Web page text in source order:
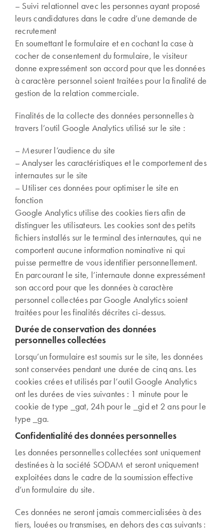
– Suivi relationnel avec les personnes ayant proposé
leurs candidatures dans le cadre d’une demande de
recrutement
En soumettant le formulaire et en cochant la case à
cocher de consentement du formulaire, le visiteur
donne expressément son accord pour que les données
à caractère personnel soient traitées pour la finalité de
gestion de la relation commerciale.
Finalités de la collecte des données personnelles à
travers l’outil Google Analytics utilisé sur le site :
– Mesurer l’audience du site
– Analyser les caractéristiques et le comportement des
internautes sur le site
– Utiliser ces données pour optimiser le site en
fonction
Google Analytics utilise des cookies tiers afin de
distinguer les utilisateurs. Les cookies sont des petits
fichiers installés sur le terminal des internautes, qui ne
comportent aucune information nominative ni qui
puisse permettre de vous identifier personnellement.
En parcourant le site, l’internaute donne expressément
son accord pour que les données à caractère
personnel collectées par Google Analytics soient
traitées pour les finalités décrites ci-dessus.
Durée de conservation des données
personnelles collectées
Lorsqu’un formulaire est soumis sur le site, les données
sont conservées pendant une durée de cinq ans. Les
cookies crées et utilisés par l’outil Google Analytics
ont les durées de vies suivantes : 1 minute pour le
cookie de type _gat, 24h pour le _gid et 2 ans pour le
type _ga.
Confidentialité des données personnelles
Les données personnelles collectées sont uniquement
destinées à la société SODAM et seront uniquement
exploitées dans le cadre de la soumission effective
d’un formulaire du site.
Ces données ne seront jamais commercialisées à des
tiers, louées ou transmises, en dehors des cas suivants :